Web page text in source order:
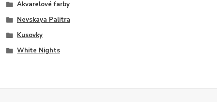
Akvarelové farby
Nevskaya Palitra
Kusovky
White Nights